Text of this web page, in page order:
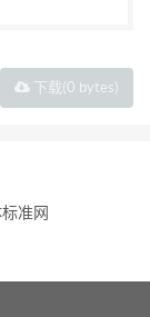
下载(0 bytes)
准网